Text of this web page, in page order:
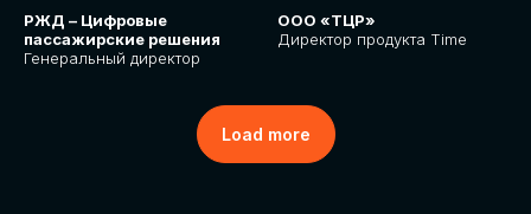
РЖД – Цифровые
пассажирские решения
Генеральный директор
ООО «ТЦР»
Директор продукта Time
Load more